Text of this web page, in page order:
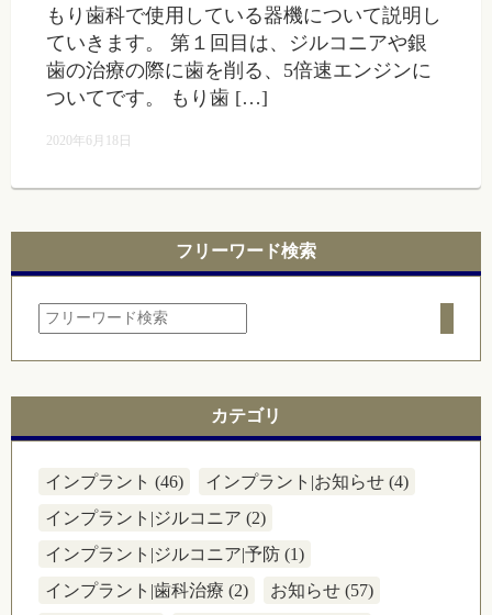
もり歯科で使用している器機について説明し
ていきます。 第１回目は、ジルコニアや銀
歯の治療の際に歯を削る、5倍速エンジンに
ついてです。 もり歯 […]
2020年6月18日
フリーワード検索
カテゴリ
インプラント (46)
インプラント|お知らせ (4)
インプラント|ジルコニア (2)
インプラント|ジルコニア|予防 (1)
インプラント|歯科治療 (2)
お知らせ (57)